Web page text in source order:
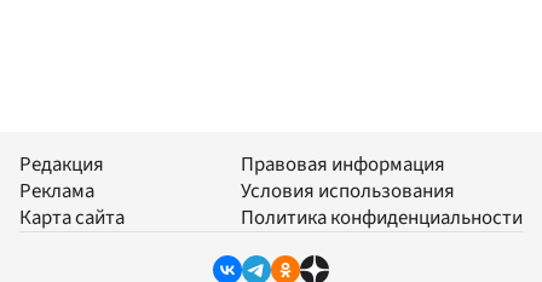
Редакция
Реклама
Карта сайта
Правовая информация
Условия использования
Политика конфиденциальности